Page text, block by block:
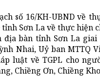
số 16/KH-UBND về
tỉnh Sơn La về thực
bàn tỉnh Sơn La giai
Nhai, Uỷ ban MTTQ
luật về TGPL cho
Chiềng Ơn, Chiềng